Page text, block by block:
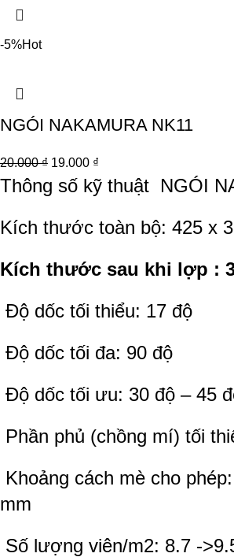
-5%Hot
NGÓI NAKAMURA NK11
20.000₫ 19.000 ₫
Thông số kỹ thuật NGÓI
Kích thước toàn bộ: 425 x
Kích thước sau khi lợp :
Độ dốc tối thiểu: 17 độ
Độ dốc tối đa: 90 độ
Độ dốc tối ưu: 30 độ – 45
Phần phủ (chồng mí) tối
Khoảng cách mè cho
mm
Số lượng viên/m2: 8.7 -